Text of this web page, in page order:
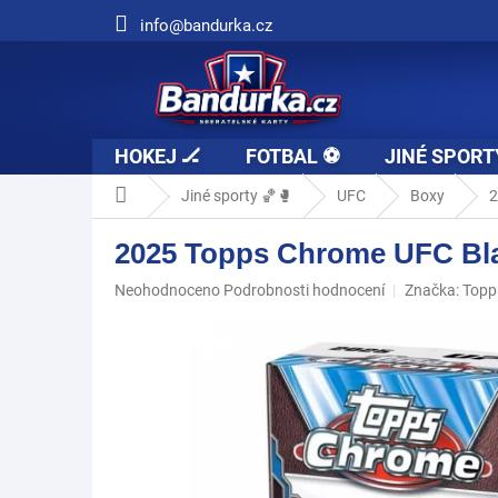
info@bandurka.cz
HOKEJ 🏒 FOTBAL ⚽ JINÉ
Domů Jiné sporty 🏀🥊 UFC Boxy
2025 Topps Chrome UFC
Průměrné
Neohodnoceno Podrobnosti hodnocení Značka: